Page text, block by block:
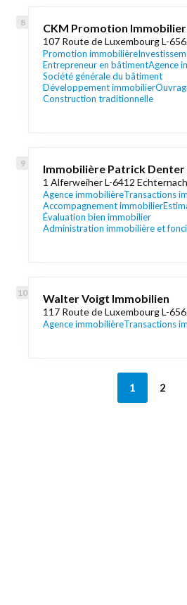
CKM Promotion
107 Route de Luxembourg L-
Promotion immobilière
Entrepreneur en bâtimentAgence
Société générale du bâtiment
Développement immobilier
Construction traditionnelle
Immobilière Patrick Denter
1 Alferweiher L-6412 Echternach
Agence immobilièreTransactions
Accompagnement immobilier
Évaluation bien immobilier
Administration immobilière et
Walter Voigt Immobilien
117 Route de Luxembourg L-
Agence immobilièreTransactions
1 2